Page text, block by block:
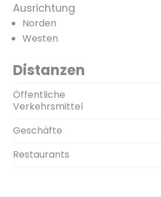
Ausrichtung
Norden
Westen
Distanzen
Öffentliche
Verkehrsmittel
Geschäfte
Restaurants